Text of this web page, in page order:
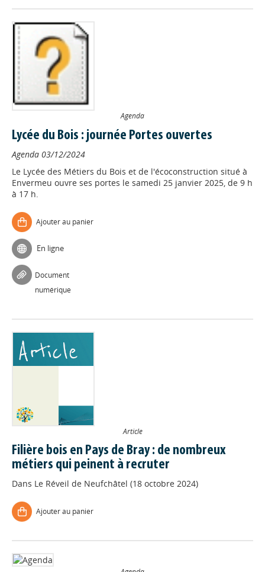
Agenda
Lycée du Bois : journée Portes ouvertes
Agenda 03/12/2024
Le Lycée des Métiers du Bois et de l'écoconstruction situé à
Envermeu ouvre ses portes le samedi 25 janvier 2025, de 9 h
à 17 h.
Ajouter au panier
En ligne
Document
numérique
Article
Filière bois en Pays de Bray : de nombreux
métiers qui peinent à recruter
Dans Le Réveil de Neufchâtel (18 octobre 2024)
Ajouter au panier